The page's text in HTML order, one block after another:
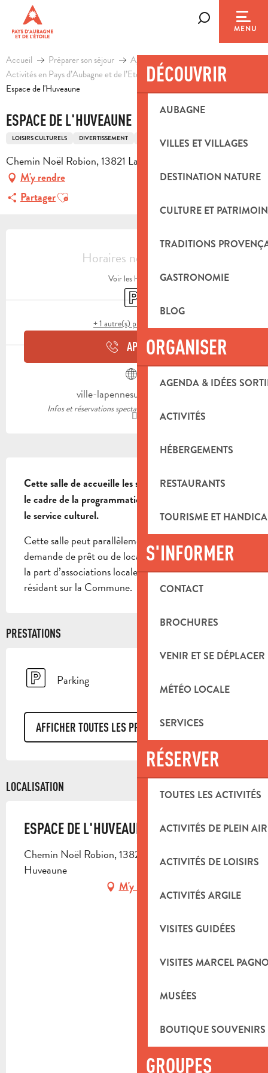
contenu
principal
MENU
DÉCOUVRIR
AUBAGNE
VILLES ET VILLAGES
DESTINATION NATURE
CULTURE ET
TRADITIONS
GASTRONOMIE
BLOG
ORGANISER
AGENDA & IDÉES
ACTIVITÉS
HÉBERGEMENTS
RESTAURANTS
TOURISME ET
S'INFORMER
CONTACT
BROCHURES
VENIR ET SE DÉPLACER
MÉTÉO LOCALE
SERVICES
RÉSERVER
TOUTES LES ACTIVITÉS
ACTIVITÉS DE PLEIN AIR
ACTIVITÉS DE LOISIRS
ACTIVITÉS ARGILE
VISITES GUIDÉES
VISITES MARCEL
MUSÉES
BOUTIQUE
GROUPES
Accueil Préparer son séjour
Agenda & Idées sorties
Activités en Pays d’Aubagne et de l’Etoile
Loisirs
Espace de l'Huveaune
ESPACE DE L'HUVEAUNE
LOISIRS CULTURELS DIVERTISSEMENT SALLE DE SPECTACLE
Chemin Noël Robion, 13821 La Penne-sur-Huveaune
M'y rendre
PartagerAjouter aux favoris
OUVERTURE ET COORDONNÉES
Horaires non définis
Voir les horaires
Parking
+ 1 autre(s) prestation(s)
APPELER
ville-lapennesurhuveaune.fr
Infos et réservations spectacles Espace de l'Huveaune
Cette salle de accueille les spectacles organisés dans
le cadre de la programmation culturelle élaborée par
le service culturel.
Cette salle peut parallèlement faire l’objet d’une
demande de prêt ou de location, respectivement de
la part d’associations locales, ou de particuliers
résidant sur la Commune.
PRESTATIONS
Parking
AFFICHER TOUTES LES PRESTATIONS
LOCALISATION
ESPACE DE L'HUVEAUNE
Chemin Noël Robion, 13821 La Penne-sur-
Huveaune
M'y rendre